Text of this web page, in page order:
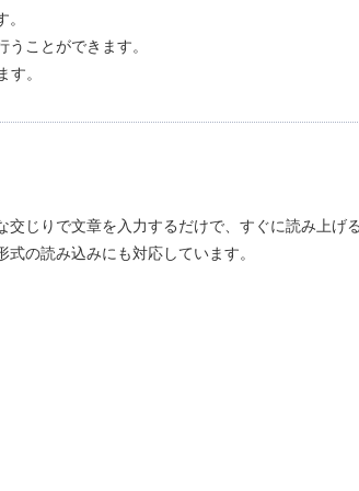
ことができます。
。
交じりで文章を入力するだけで、すぐに読み上げ
式の読み込みにも対応しています。